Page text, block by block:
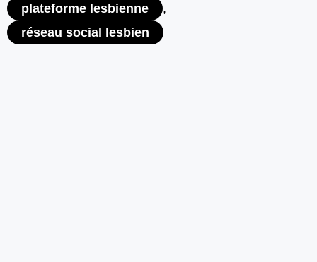
plateforme lesbienne
,
réseau social lesbien